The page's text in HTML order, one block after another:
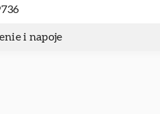
i napoje